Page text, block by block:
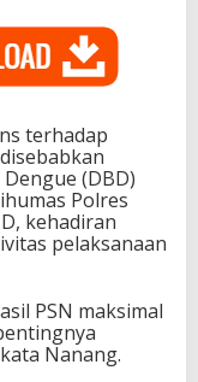
terhadap
(DBD)
Polres
kehadiran
pelaksanaan
PSN maksimal
Nanang.